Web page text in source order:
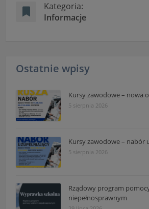
Kategoria:
Informacje
Ostatnie wpisy
Kursy zawodowe – nowa
5 sierpnia 2026
Kursy zawodowe – nabór
5 sierpnia 2026
Rządowy program
niepełnosprawnym